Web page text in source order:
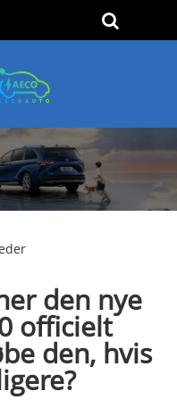
den nye
officielt
den, hvis